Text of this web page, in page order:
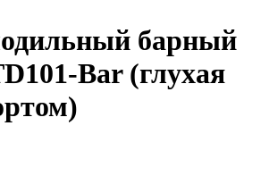
барный
Bar (глухая